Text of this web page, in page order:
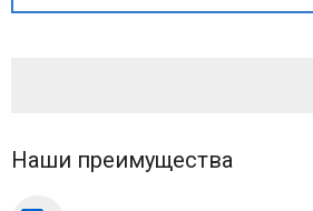
Наши преимущества